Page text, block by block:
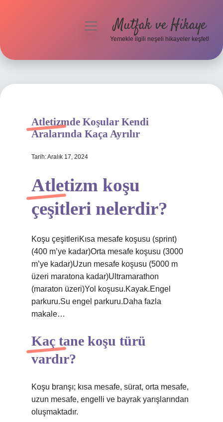
Hakkımızda
menüyüMutfak ve Hikaye
Yemekle ilgili neşeli hikayeler keşfet!
Atletizmde Koşular Kendi
Aralarında Kaça Ayrılır
Tarih: Aralık 17, 2024
Atletizm koşu
çeşitleri nelerdir?
Koşu çeşitleriKısa mesafe koşusu (sprint)
(400 m’ye kadar)Orta mesafe koşusu (3000
m’ye kadar)Uzun mesafe koşusu (5000 m
üzeri maratona kadar)Ultramarathon
(maraton üzeri)Yol koşusu.Kayak.Engel
parkuru.Su engel parkuru.Daha fazla
makale…
Kaç tane koşu türü
vardır?
Koşu branşı; kısa mesafe, sürat, orta mesafe,
uzun mesafe, engelli ve bayrak yarışlarından
oluşmaktadır.